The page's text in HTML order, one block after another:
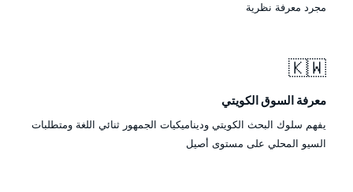
مجرد معرفة نظرية
🇰🇼
معرفة السوق الكويتي
يفهم سلوك البحث الكويتي وديناميكيات الجمهور ثنائي اللغة ومتطلبات
السيو المحلي على مستوى أصيل